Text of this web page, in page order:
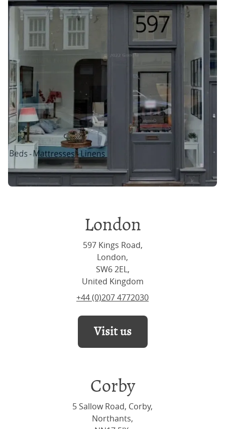
London
597 Kings Road,
London,
SW6 2EL,
United Kingdom
+44 (0)207 4772030
Visit us
Corby
5 Sallow Road, Corby,
Northants,